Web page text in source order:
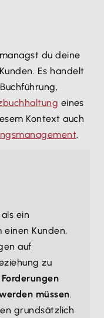
du deine
Es handelt
eines
Kontext auch
.
ein
einen Kunden,
auf
zu
Forderungen
müssen.
grundsätzlich